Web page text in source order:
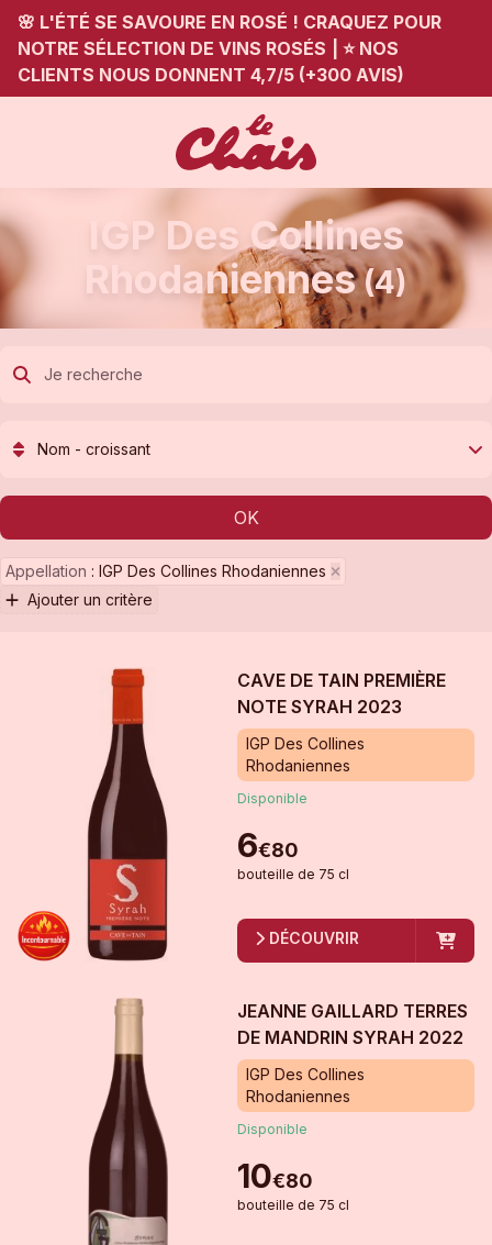
🌸 L'ÉTÉ SE SAVOURE EN ROSÉ ! CRAQUEZ POUR
NOTRE SÉLECTION DE VINS ROSÉS
⭐ NOS
CLIENTS NOUS DONNENT 4,7/5 (+300 AVIS)
IGP Des Collines
Rhodaniennes(4)
Nom - croissant
OK
Appellation : IGP Des Collines Rhodaniennes
Ajouter un critère
CAVE DE TAIN PREMIÈRE
NOTE SYRAH 2023
IGP Des Collines
Rhodaniennes
Disponible
6€80
bouteille de 75 cl
DÉCOUVRIR
JEANNE GAILLARD TERRES
DE MANDRIN SYRAH 2022
IGP Des Collines
Rhodaniennes
Disponible
10€80
bouteille de 75 cl